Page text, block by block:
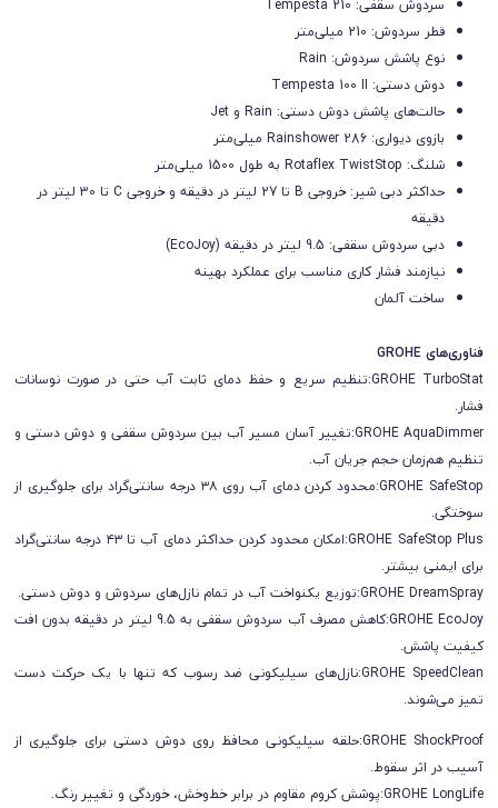
سردوش سقفی: Tempesta 210
قطر سردوش: 210 میلی‌متر
نوع پاشش سردوش: Rain
دوش دستی: Tempesta 100 II
حالت‌های پاشش دوش دستی: Rain و Jet
بازوی دیواری: Rainshower 286 میلی‌متر
شلنگ: Rotaflex TwistStop به طول 1500 میلی‌متر
حداکثر دبی شیر: خروجی B تا 27 لیتر در دقیقه و خروجی C تا 30 لیتر در
دقیقه
دبی سردوش سقفی: 9.5 لیتر در دقیقه (EcoJoy)
نیازمند فشار کاری مناسب برای عملکرد بهینه
ساخت آلمان
فناوری‌های GROHE
GROHE TurboStat:تنظیم سریع و حفظ دمای ثابت آب حتی در صورت نوسانات
فشار.
GROHE AquaDimmer:تغییر آسان مسیر آب بین سردوش سقفی و دوش دستی و
تنظیم هم‌زمان حجم جریان آب.
GROHE SafeStop:محدود کردن دمای آب روی ۳۸ درجه سانتی‌گراد برای جلوگیری از
سوختگی.
GROHE SafeStop Plus:امکان محدود کردن حداکثر دمای آب تا ۴۳ درجه سانتی‌گراد
برای ایمنی بیشتر.
GROHE DreamSpray:توزیع یکنواخت آب در تمام نازل‌های سردوش و دوش دستی.
GROHE EcoJoy:کاهش مصرف آب سردوش سقفی به 9.5 لیتر در دقیقه بدون افت
کیفیت پاشش.
GROHE SpeedClean:نازل‌های سیلیکونی ضد رسوب که تنها با یک حرکت دست
تمیز می‌شوند.
GROHE ShockProof:حلقه سیلیکونی محافظ روی دوش دستی برای جلوگیری از
آسیب در اثر سقوط.
GROHE LongLife:پوشش کروم مقاوم در برابر خط‌وخش، خوردگی و تغییر رنگ.